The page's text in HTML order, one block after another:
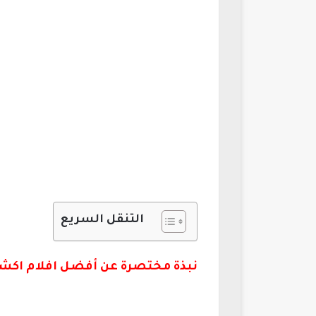
التنقل السريع
نبذة مختصرة عن أفضل افلام اكشن